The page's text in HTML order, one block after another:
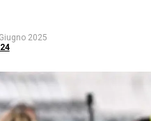
2025